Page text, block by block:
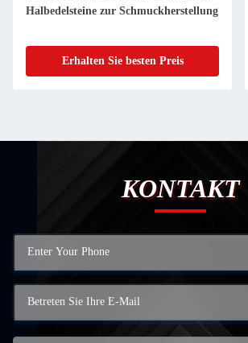
Halbedelsteine zur Schmuckherstellung
Erhalten Sie besten Preis
KONTAKT